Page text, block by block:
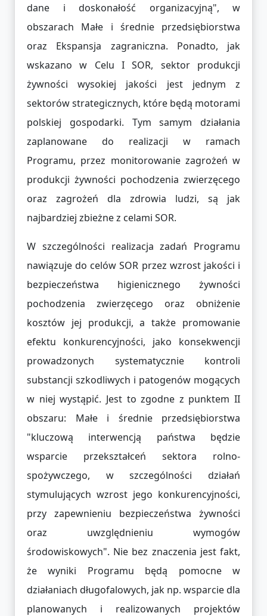
dane i doskonałość organizacyjną", w
obszarach Małe i średnie przedsiębiorstwa
oraz Ekspansja zagraniczna. Ponadto, jak
wskazano w Celu I SOR, sektor produkcji
żywności wysokiej jakości jest jednym z
sektorów strategicznych, które będą motorami
polskiej gospodarki. Tym samym działania
zaplanowane do realizacji w ramach
Programu, przez monitorowanie zagrożeń w
produkcji żywności pochodzenia zwierzęcego
oraz zagrożeń dla zdrowia ludzi, są jak
najbardziej zbieżne z celami SOR.
W szczególności realizacja zadań Programu
nawiązuje do celów SOR przez wzrost jakości i
bezpieczeństwa higienicznego żywności
pochodzenia zwierzęcego oraz obniżenie
kosztów jej produkcji, a także promowanie
efektu konkurencyjności, jako konsekwencji
prowadzonych systematycznie kontroli
substancji szkodliwych i patogenów mogących
w niej wystąpić. Jest to zgodne z punktem II
obszaru: Małe i średnie przedsiębiorstwa
"kluczową interwencją państwa będzie
wsparcie przekształceń sektora rolno-
spożywczego, w szczególności działań
stymulujących wzrost jego konkurencyjności,
przy zapewnieniu bezpieczeństwa żywności
oraz uwzględnieniu wymogów
środowiskowych". Nie bez znaczenia jest fakt,
że wyniki Programu będą pomocne w
działaniach długofalowych, jak np. wsparcie dla
planowanych i realizowanych projektów